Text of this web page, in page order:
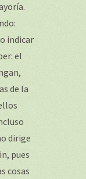
indicar
el
de la
dirige
pues
cosas